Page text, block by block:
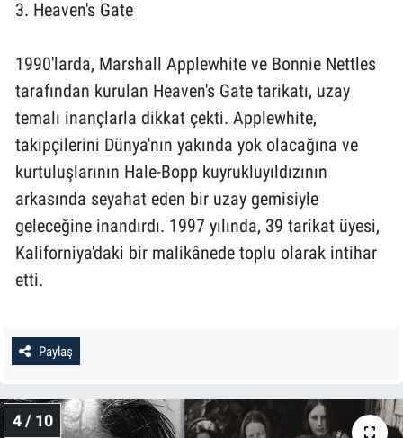
3. Heaven's Gate
1990'larda, Marshall Applewhite ve Bonnie Nettles
tarafından kurulan Heaven's Gate tarikatı, uzay
temalı inançlarla dikkat çekti. Applewhite,
takipçilerini Dünya'nın yakında yok olacağına ve
kurtuluşlarının Hale-Bopp kuyrukluyıldızının
arkasında seyahat eden bir uzay gemisiyle
geleceğine inandırdı. 1997 yılında, 39 tarikat üyesi,
Kaliforniya'daki bir malikânede toplu olarak intihar
etti.
Paylaş
4 / 10